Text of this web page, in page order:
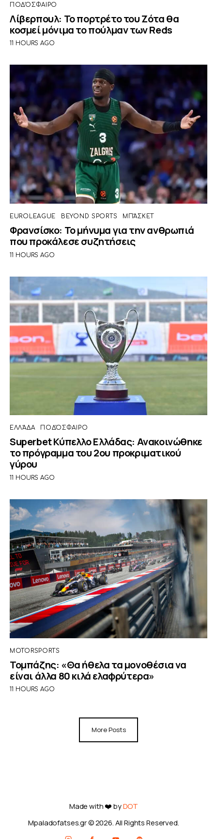
ΠΟΔΌΣΦΑΙΡΟ
Λίβερπουλ: Το πορτρέτο του Ζότα θα
κοσμεί μόνιμα το πούλμαν των Reds
11 HOURS AGO
EUROLEAGUE BEYOND SPORTS ΜΠΆΣΚΕΤ
Φρανσίσκο: Το μήνυμα για την ανθρωπιά
που προκάλεσε συζητήσεις
11 HOURS AGO
ΕΛΛΆΔΑ ΠΟΔΌΣΦΑΙΡΟ
Superbet Κύπελλο Ελλάδας: Ανακοινώθηκε
το πρόγραμμα του 2ου προκριματικού
γύρου
11 HOURS AGO
MOTORSPORTS
Τομπάζης: «Θα ήθελα τα μονοθέσια να
είναι άλλα 80 κιλά ελαφρύτερα»
11 HOURS AGO
More Posts
Made with ❤️ byDOT
Mpaladofatses.gr © 2026. All Rights Reserved.